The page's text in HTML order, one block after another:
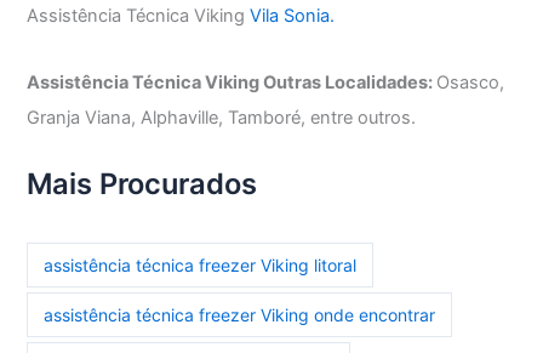
Assistência Técnica VikingVila Sonia.
Assistência Técnica Viking Outras Localidades: Osasco,
Granja Viana, Alphaville, Tamboré, entre outros.
Mais Procurados
assistência técnica freezer Viking litoral
assistência técnica freezer Viking onde encontrar